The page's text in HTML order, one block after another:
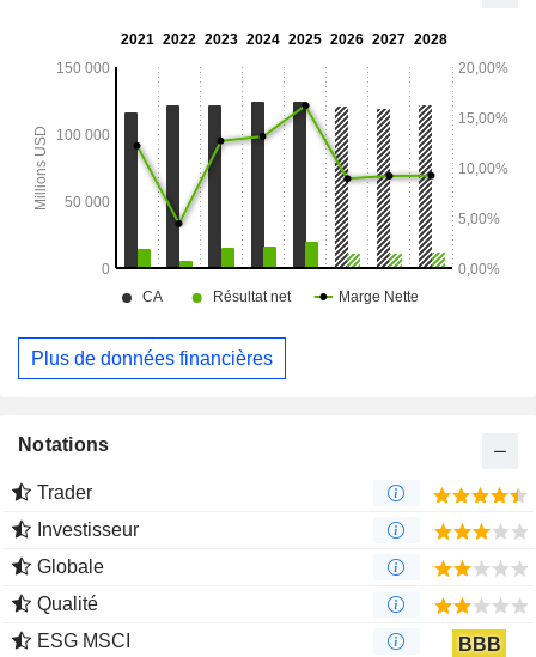
Plus de données financières
Notations
Trader
Investisseur
Globale
Qualité
ESG MSCI
BBB